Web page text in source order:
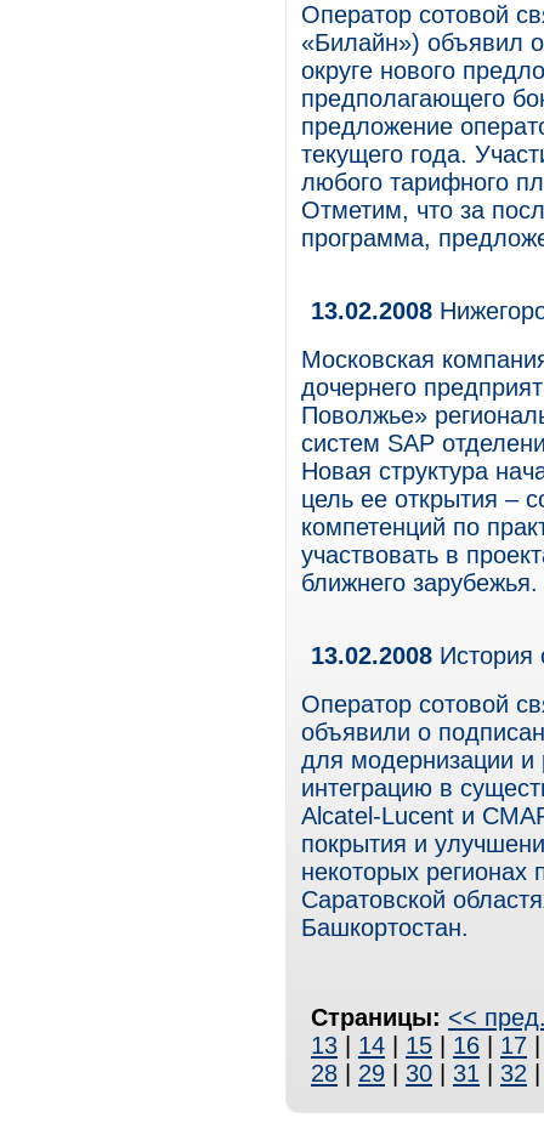
Оператор сотовой
«Билайн») объявил
округе нового
предполагающего
предложение
текущего года.
любого тарифного
Отметим, что за
программа,
13.02.2008
Московская
дочернего
Поволжье»
систем SAP
Новая структура
цель ее открытия –
компетенций по
участвовать в
ближнего зарубежья.
13.02.2008 История
Оператор сотовой
объявили о
для модернизации и
интеграцию в
Alcatel-Lucent и
покрытия и
некоторых регионах
Саратовской
Башкортостан.
Страницы: <<
13
14 15 16 17
28
29 30 31 32